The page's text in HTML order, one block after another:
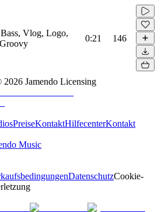
Vlog, Logo,
0:21 146
2026 Jamendo Licensing
PreiseKontaktHilfecenterKontakt
Music
DatenschutzCookie-